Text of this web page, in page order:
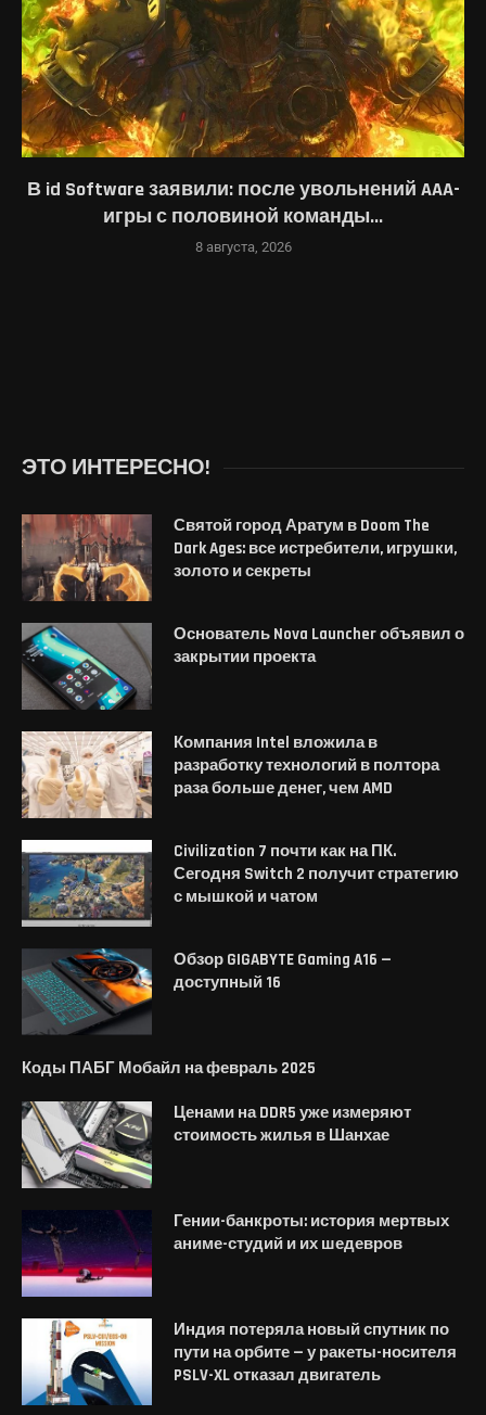
В id Software заявили: после увольнений AAA-
игры с половиной команды...
8 августа, 2026
ЭТО ИНТЕРЕСНО!
Святой город Аратум в Doom The
Dark Ages: все истребители, игрушки,
золото и секреты
Основатель Nova Launcher объявил о
закрытии проекта
Компания Intel вложила в
разработку технологий в полтора
раза больше денег, чем AMD
Civilization 7 почти как на ПК.
Сегодня Switch 2 получит стратегию
с мышкой и чатом
Обзор GIGABYTE Gaming A16 —
доступный 16
Коды ПАБГ Мобайл на февраль 2025
Ценами на DDR5 уже измеряют
стоимость жилья в Шанхае
Гении-банкроты: история мертвых
аниме-студий и их шедевров
Индия потеряла новый спутник по
пути на орбите — у ракеты-носителя
PSLV-XL отказал двигатель